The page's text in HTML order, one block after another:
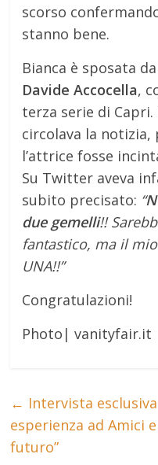
scorso
stanno bene.
Bianca è sposata
Davide Accocella,
terza serie di
circolava la
l’attrice fosse
Su Twitter aveva
subito precisato: “
due gemelli!!
fantastico, ma il
UNA!!”
Congratulazioni!
Photo| vanityfair.it
← Intervista
esperienza ad Amici
futuro”